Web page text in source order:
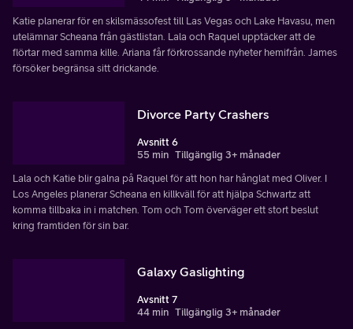
Katie planerar för en skilsmässofest till Las Vegas och Lake Havasu, men
utelämnar Scheana från gästlistan. Lala och Raquel upptäcker att de
flörtar med samma kille. Ariana får förkrossande nyheter hemifrån. James
försöker begränsa sitt drickande.
Divorce Party Crashers
Avsnitt 6
55 min Tillgänglig 3+ månader
Lala och Katie blir galna på Raquel för att hon har hånglat med Oliver. I
Los Angeles planerar Scheana en killkväll för att hjälpa Schwartz att
komma tillbaka in i matchen. Tom och Tom överväger ett stort beslut
kring framtiden för sin bar.
Galaxy Gaslighting
Avsnitt 7
44 min Tillgänglig 3+ månader